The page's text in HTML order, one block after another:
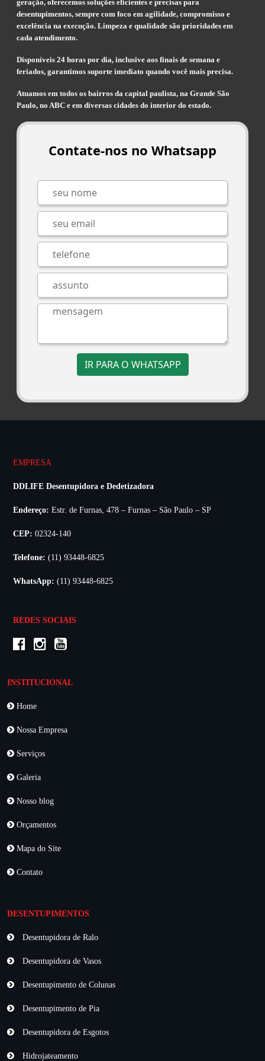
geração, oferecemos soluções eficientes e precisas para
desentupimentos, sempre com foco em agilidade, compromisso e
excelência na execução. Limpeza e qualidade são prioridades em
cada atendimento.
Disponíveis 24 horas por dia, inclusive aos finais de semana e
feriados, garantimos suporte imediato quando você mais precisa.
Atuamos em todos os bairros da capital paulista, na Grande São
Paulo, no ABC e em diversas cidades do interior do estado.
Contate-nos no Whatsapp
IR PARA O WHATSAPP
EMPRESA
DDLIFE Desentupidora e Dedetizadora
Endereço: Estr. de Furnas, 478 – Furnas – São Paulo – SP
CEP: 02324-140
Telefone: (11) 93448-6825
WhatsApp: (11) 93448-6825
REDES SOCIAIS
INSTITUCIONAL
Home
Nossa Empresa
Serviços
Galeria
Nosso blog
Orçamentos
Mapa do Site
Contato
DESENTUPIMENTOS
Desentupidora de Ralo
Desentupidora de Vasos
Desentupimento de Colunas
Desentupimento de Pia
Desentupidora de Esgotos
Hidrojateamento